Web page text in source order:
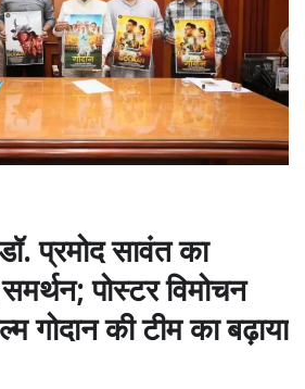
प्रमोद सावंत का
समर्थन; पोस्टर विमोचन
गोदान की टीम का बढ़ाया